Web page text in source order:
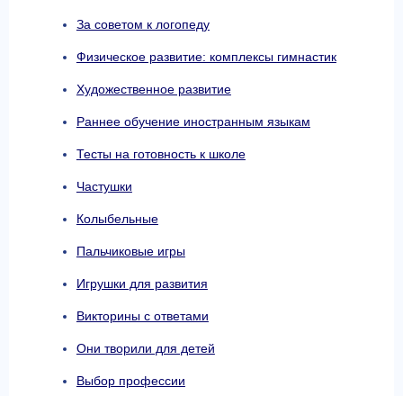
За советом к логопеду
Физическое развитие: комплексы гимнастик
Художественное развитие
Раннее обучение иностранным языкам
Тесты на готовность к школе
Частушки
Колыбельные
Пальчиковые игры
Игрушки для развития
Викторины с ответами
Они творили для детей
Выбор профессии